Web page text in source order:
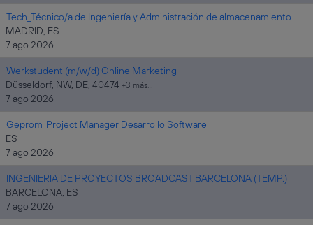
Tech_Técnico/a de Ingeniería y Administración de almacenamiento
MADRID, ES
7 ago 2026
Werkstudent (m/w/d) Online Marketing
Düsseldorf, NW, DE, 40474 +3 más…
7 ago 2026
Geprom_Project Manager Desarrollo Software
ES
7 ago 2026
INGENIERIA DE PROYECTOS BROADCAST BARCELONA (TEMP.)
BARCELONA, ES
7 ago 2026